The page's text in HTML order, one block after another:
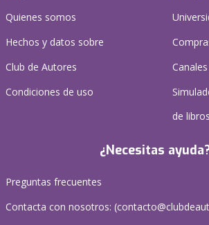
Quienes somos
Hechos y datos sobre
Club de Autores
Condiciones de uso
de libros
¿Necesitas
Preguntas frecuentes
Contacta con nosotros: (